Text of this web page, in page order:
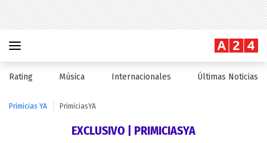
Rating Música Internacionales Últimas Noticias
Primicias YA PrimiciasYA
EXCLUSIVO | PRIMICIASYA